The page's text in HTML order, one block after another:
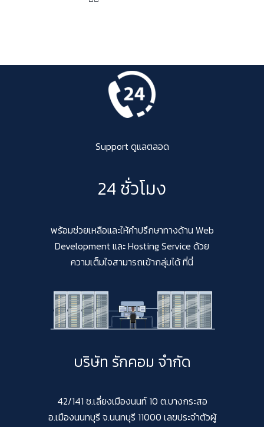
Support ดูแลตลอด
24 ชั่วโมง
พร้อมช่วยเหลือและให้คำปรึกษาทางด้าน Web
Development และ Hosting Service ด้วย
ความเต็มใจสามารถเข้ากลุ่มได้ ที่นี่
บริษัท รักคอม จำกัด
42/141 ซ.เลี่ยงเมืองนนท์ 10 ต.บางกระสอ
อ.เมืองนนทบุรี จ.นนทบุรี 11000 เลขประจำตัวผู้